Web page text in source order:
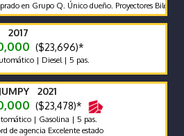
en Grupo Q. Único dueño. Proyectores Biled.
2017
($23,696)*
| Diesel | 5 pas.
2021
($23,478)*
| Gasolina | 5 pas.
agencia Excelente estado